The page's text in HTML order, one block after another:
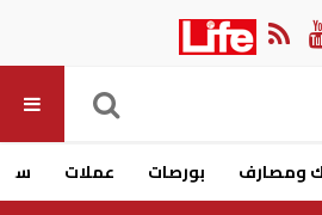
ومصارف بورصات عملات